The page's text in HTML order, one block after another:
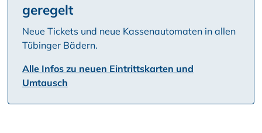
geregelt
Neue Tickets und neue Kassenautomaten in allen
Tübinger Bädern.
Alle Infos zu neuen Eintrittskarten und
Umtausch